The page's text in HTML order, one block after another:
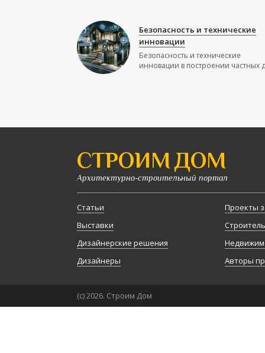
Безопасность и технические
инновации
Безопасность и технические
инновации в построении частных
СТРОИМ ДОМ
Архитектурно-строительный портал
Статьи
Выставки
Дизайнерские решения
Дизайнеры
Проекты
Авторы
(с) 2026. Строим Дом